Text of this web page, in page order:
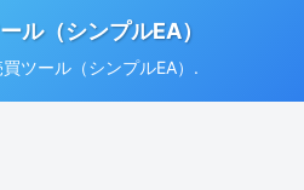
ル（シンプルEA）
ツール（シンプルEA）.